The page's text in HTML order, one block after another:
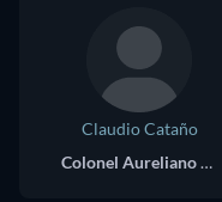
Claudio Cataño
Colonel Aureliano Buendía